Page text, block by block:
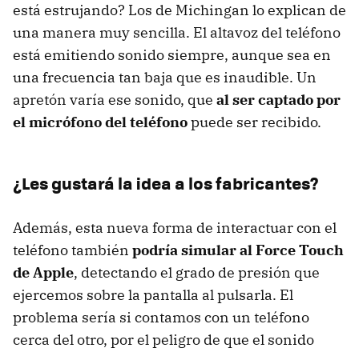
está estrujando? Los de Michingan lo explican de
una manera muy sencilla. El altavoz del teléfono
está emitiendo sonido siempre, aunque sea en
una frecuencia tan baja que es inaudible. Un
apretón varía ese sonido, que al ser captado por
el micrófono del teléfonopuede ser recibido.
¿Les gustará la idea a los fabricantes?
Además, esta nueva forma de interactuar con el
teléfono también podría simular al Force Touch
de Apple, detectando el grado de presión que
ejercemos sobre la pantalla al pulsarla. El
problema sería si contamos con un teléfono
cerca del otro, por el peligro de que el sonido